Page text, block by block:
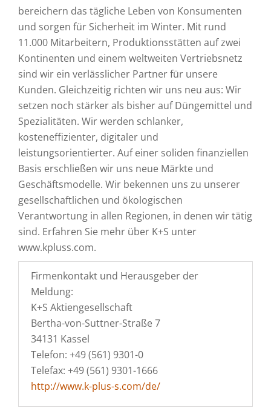
bereichern das tägliche Leben von Konsumenten
und sorgen für Sicherheit im Winter. Mit rund
11.000 Mitarbeitern, Produktionsstätten auf zwei
Kontinenten und einem weltweiten Vertriebsnetz
sind wir ein verlässlicher Partner für unsere
Kunden. Gleichzeitig richten wir uns neu aus: Wir
setzen noch stärker als bisher auf Düngemittel und
Spezialitäten. Wir werden schlanker,
kosteneffizienter, digitaler und
leistungsorientierter. Auf einer soliden finanziellen
Basis erschließen wir uns neue Märkte und
Geschäftsmodelle. Wir bekennen uns zu unserer
gesellschaftlichen und ökologischen
Verantwortung in allen Regionen, in denen wir tätig
sind. Erfahren Sie mehr über K+S unter
www.kpluss.com.
Firmenkontakt und Herausgeber der
Meldung:
K+S Aktiengesellschaft
Bertha-von-Suttner-Straße 7
34131 Kassel
Telefon: +49 (561) 9301-0
Telefax: +49 (561) 9301-1666
http://www.k-plus-s.com/de/